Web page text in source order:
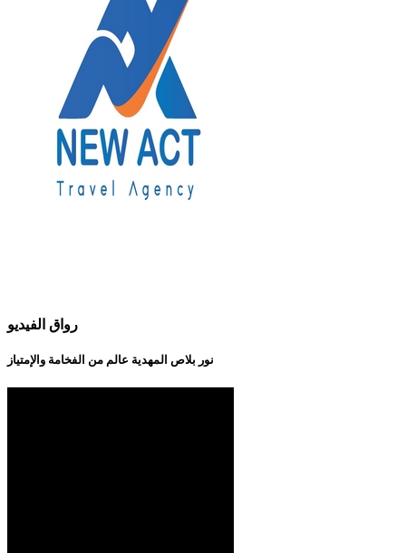
رواق الفيديو
نور بلاص المهدية عالم من الفخامة والإمتياز